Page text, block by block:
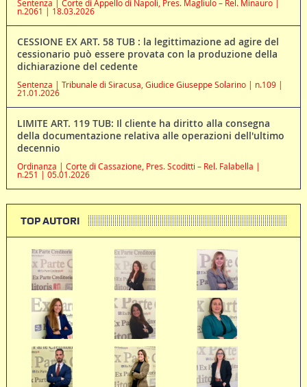
Sentenza | Corte di Appello di Napoli, Pres. Magliulo – Rel. Minauro |
n.2061 | 18.03.2026
CESSIONE EX ART. 58 TUB : la legittimazione ad agire del
cessionario può essere provata con la produzione della
dichiarazione del cedente
Sentenza | Tribunale di Siracusa, Giudice Giuseppe Solarino | n.109 |
21.01.2026
LIMITE ART. 119 TUB: Il cliente ha diritto alla consegna
della documentazione relativa alle operazioni dell'ultimo
decennio
Ordinanza | Corte di Cassazione, Pres. Scoditti – Rel. Falabella |
n.251 | 05.01.2026
TOP AUTORI